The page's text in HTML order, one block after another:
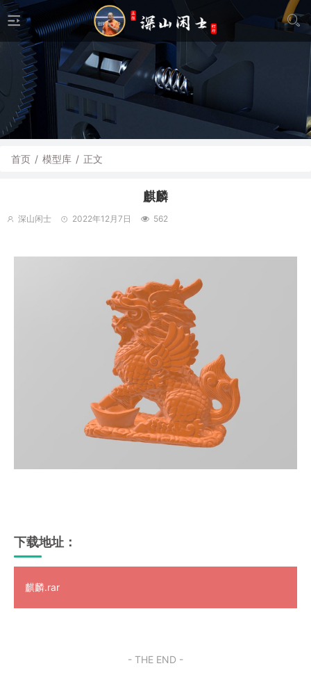
首页 / 模型库 / 正文
麒麟
深山闲士 2022年12月7日 562
下载地址：
麒麟.rar
- THE END -